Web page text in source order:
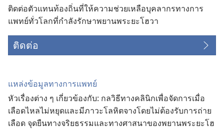
ติด​ต่อ​ตัว​แทน​ท้องถิ่น​ที่​ให้​ความ​ช่วยเหลือ​บุคลากร​ทาง​การ​
แพทย์​ทั่ว​โลก​ที่​กำลัง​รักษา​พยาน​พระ​ยะโฮวา
ติดต่อ
แหล่ง​ข้อมูล​ทาง​การ​แพทย์
หัว​เรื่อง​ต่าง ๆ เกี่ยว​ข้อง​กับ: กล​วิธี​ทาง​คลินิก​เพื่อ​จัด​การ​เมื่อ​
เลือด​ไหล​ไม่​หยุด​และ​มี​ภาวะ​โลหิต​จาง​โดย​ไม่​ต้อง​รับ​การ​ถ่าย​
เลือด จุด​ยืน​ทาง​จริยธรรม​และ​ทาง​ศาสนา​ของ​พยาน​พระ​ยะโฮ